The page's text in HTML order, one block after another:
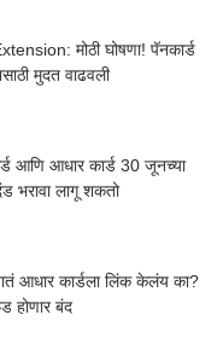
मोठी घोषणा! पॅनकार्ड
मुदत वाढवली
आणि आधार कार्ड 30 जूनच्या
भरावा लागू शकतो
आधार कार्डला लिंक केलंय का?
होणार बंद